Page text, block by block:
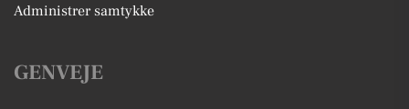
Administrer samtykke
GENVEJE